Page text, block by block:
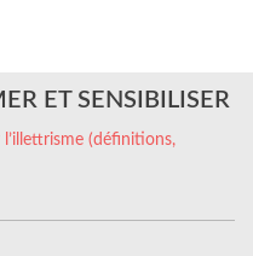
ET SENSIBILISER
(définitions,